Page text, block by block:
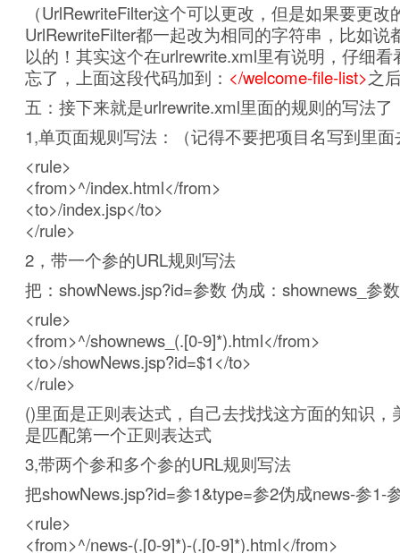
（UrlRewriteFilter这个可以更改，但是如果要更
UrlRewriteFilter都一起改为相同的字符串，比如说
以的！其实这个在urlrewrite.xml里有说明，仔细
忘了，上面这段代码加到： </welcome-file-list>之
五：接下来就是urlrewrite.xml里面的规则的写法了
1,单页面规则写法：（记得不要把项目名写到里
<rule>
<from>^/index.html</from>
<to>/index.jsp</to>
</rule>
2，带一个参的URL规则写法
把：showNews.jsp?id=参数 伪成：shownews_参
<rule>
<from>^/shownews_(.[0-9]*).html</from>
<to>/showNews.jsp?id=$1</to>
</rule>
()里面是正则表达式，自己去找找这方面的知识，
是匹配第一个正则表达式
3,带两个参和多个参的URL规则写法
把showNews.jsp?id=参1&type=参2伪成news-参1-
<rule>
<from>^/news-(.[0-9]*)-(.[0-9]*).html</from>